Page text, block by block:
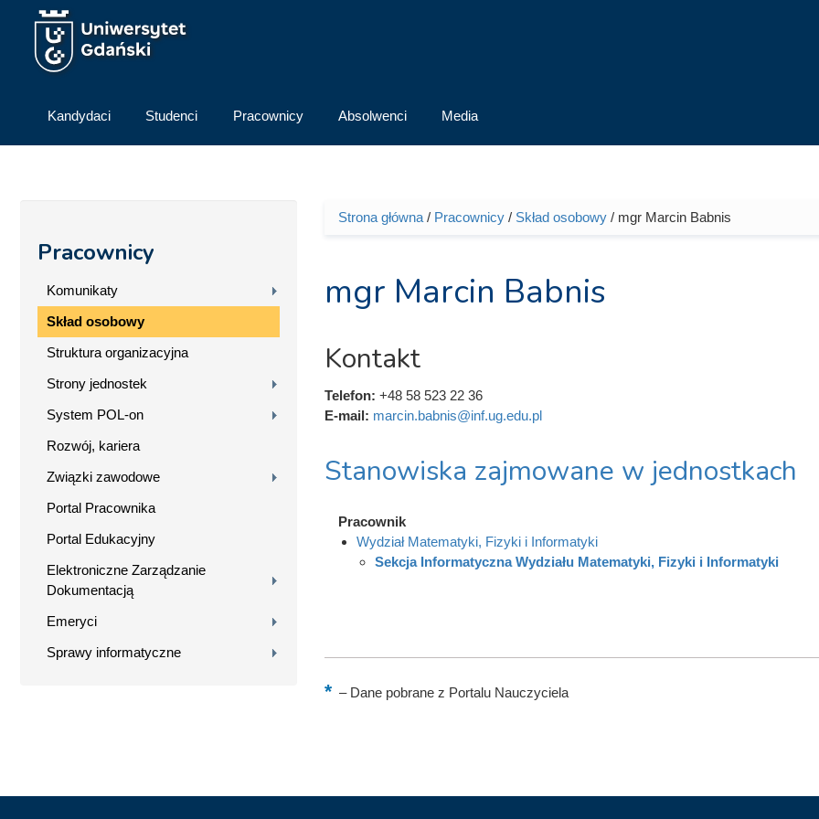
Przejdź do treści
Kandydaci Studenci Pracownicy Absolwenci Media
Pracownicy
Komunikaty
Skład osobowy
Struktura organizacyjna
Strony jednostek
System POL-on
Rozwój, kariera
Związki zawodowe
Portal Pracownika
Portal Edukacyjny
Elektroniczne Zarządzanie
Dokumentacją
Emeryci
Sprawy informatyczne
Jesteś tutaj
Strona główna/ Pracownicy/ Skład osobowy/ mgr Marcin Babnis
mgr Marcin Babnis
Kontakt
Telefon: +48 58 523 22 36
E-mail: marcin.babnis@inf.ug.edu.pl
Stanowiska zajmowane w jednostkach
Pracownik
Wydział Matematyki, Fizyki i Informatyki
Sekcja Informatyczna Wydziału Matematyki, Fizyki i Informatyki
–Dane pobrane z Portalu Nauczyciela